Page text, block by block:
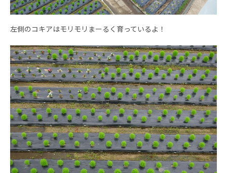
左側のコキアはモリモリまーるく育っているよ！